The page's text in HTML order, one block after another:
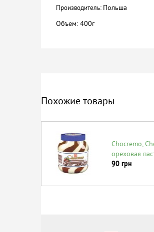
Производитель: Польша
Объем: 400г
Похожие товары
Chocremo,
ореховая
90 грн